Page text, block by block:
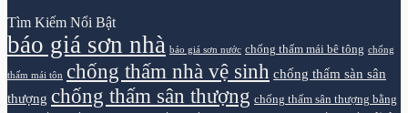
Tìm Kiếm Nổi Bật
báo giá sơn nhà báo giá sơn nước chống thấm mái bê tông chống
thấm mái tôn chống thấm nhà vệ sinh chống thấm sàn sân
thượng chống thấm sân thượng chống thấm sân thượng bằng